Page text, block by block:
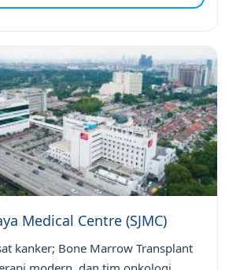
Medical Centre (SJMC)
kanker; Bone Marrow Transplant